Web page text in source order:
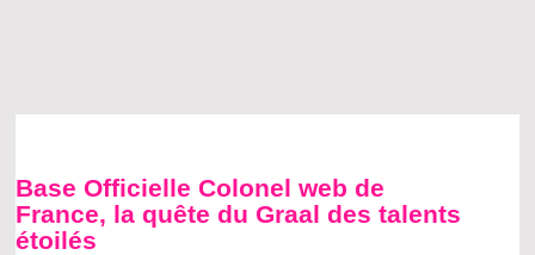
Base Officielle Colonel web de
France, la quête du Graal des talents
étoilés